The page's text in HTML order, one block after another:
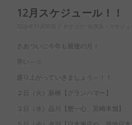
12月スケジュール！！
さあついに今年も最後の月！
早い～☆
盛り上がっていきましょう～！！
２日（火）新橋【グランハマー】
３日（水）品川【蟹一心、宮崎本舗】